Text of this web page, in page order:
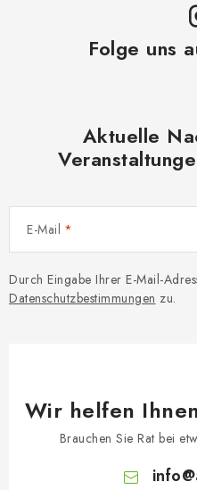
Folge uns
Aktuelle
E-Mail
Durch Eingabe Ihrer E-Mail-
Datenschutzbestimmungen zu.
Wir helfen
Brauchen Sie Rat bei
info@